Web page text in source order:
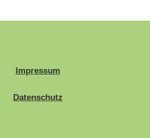
Impressum
Datenschutz